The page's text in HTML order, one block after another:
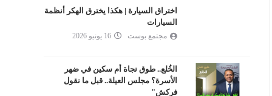
اختراق السيارة | هكذا يخترق الهكر أنظمة
السيارات
مجتمع بوست 16 يونيو 2026
الخُلع.. طوق نجاة أم سكين في ضهر
الأسرة؟ مجلس العيلة.. قبل ما نقول
فركش"